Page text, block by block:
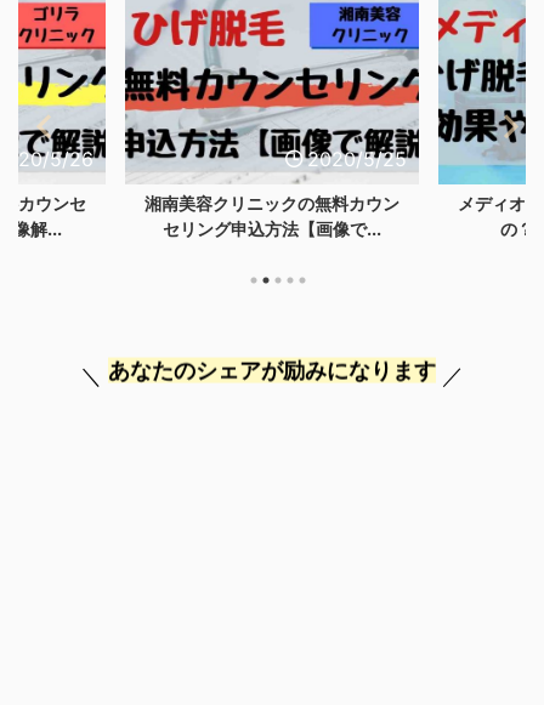
5/26
カウンセ
像解...
2020/5/25
湘南美容クリニックの無料カウン
セリング申込方法【画像で...
メディオ
の？
＼ あなたのシェアが励みになります ／